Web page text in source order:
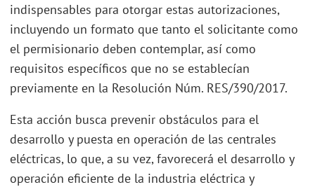
indispensables para otorgar estas autorizaciones,
incluyendo un formato que tanto el solicitante como
el permisionario deben contemplar, así como
requisitos específicos que no se establecían
previamente en la Resolución Núm. RES/390/2017.
Esta acción busca prevenir obstáculos para el
desarrollo y puesta en operación de las centrales
eléctricas, lo que, a su vez, favorecerá el desarrollo y
operación eficiente de la industria eléctrica y